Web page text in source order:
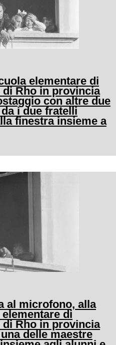
elementare di
di Rho in provincia
con altre due
i due fratelli
finestra insieme a
al microfono, alla
di
di Rho in provincia
delle maestre